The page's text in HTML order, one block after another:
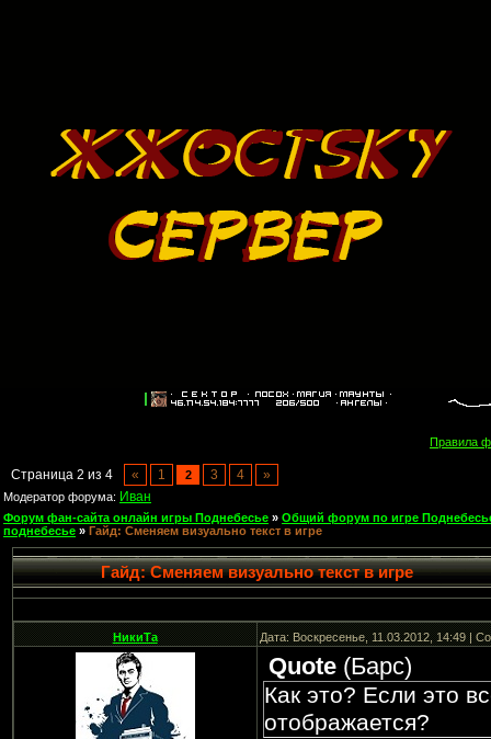
Правила
Страница 2 из 4 « 1 2 3 4 »
Модератор форума: Иван
Форум фан-сайта онлайн игры Поднебесье » Общий форум по игре
поднебесье » Гайд: Сменяем визуально текст в игре
Гайд: Сменяем визуально текст в игре
НикиТа Дата: Воскресенье, 11.03.2012, 14:49 |
Quote(Барс)
Как это? Если это
отображается?